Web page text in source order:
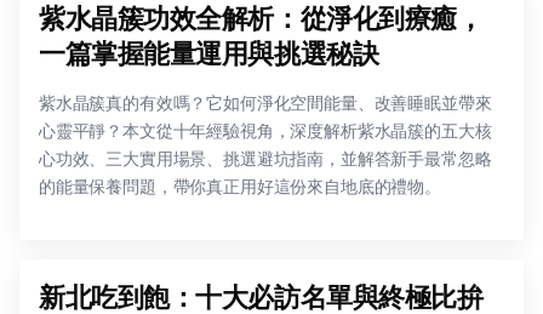
紫水晶簇功效全解析：從淨化到療癒，
一篇掌握能量運用與挑選秘訣
紫水晶簇真的有效嗎？它如何淨化空間能量、改善睡眠並帶來
心靈平靜？本文從十年經驗視角，深度解析紫水晶簇的五大核
心功效、三大實用場景、挑選避坑指南，並解答新手最常忽略
的能量保養問題，帶你真正用好這份來自地底的禮物。
新北吃到飽：十大必訪名單與終極比拚